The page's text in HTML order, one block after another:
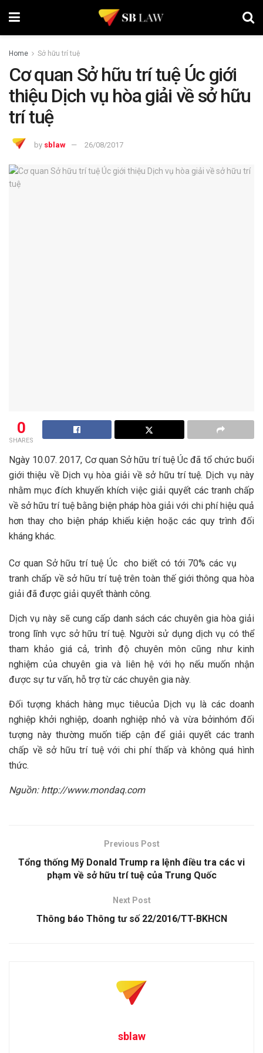
Home Sở hữu trí tuệ
Cơ quan Sở hữu trí tuệ Úc giới
thiệu Dịch vụ hòa giải về sở hữu
trí tuệ
by sblaw 26/08/2017
0
SHARES
Ngày 10.07. 2017, Cơ quan Sở hữu trí tuệ Úc đã tổ chức buổi
giới thiệu về Dịch vụ hòa giải về sở hữu trí tuệ. Dịch vụ này
nhằm mục đích khuyến khích việc giải quyết các tranh chấp
về sở hữu trí tuệ bằng biện pháp hòa giải với chi phí hiệu quả
hơn thay cho biện pháp khiếu kiện hoặc các quy trình đối
kháng khác.
Cơ quan Sở hữu trí tuệ Úc cho biết có tới 70% các vụ
tranh chấp về sở hữu trí tuệ trên toàn thế giới thông qua hòa
giải đã được giải quyết thành công.
Dịch vụ này sẽ cung cấp danh sách các chuyên gia hòa giải
trong lĩnh vực sở hữu trí tuệ. Người sử dụng dịch vụ có thể
tham khảo giá cả, trình độ chuyên môn cũng như kinh
nghiệm của chuyên gia và liên hệ với họ nếu muốn nhận
được sự tư vấn, hỗ trợ từ các chuyên gia này.
Đối tượng khách hàng mục tiêucủa Dịch vụ là các doanh
nghiệp khởi nghiệp, doanh nghiệp nhỏ và vừa bởinhóm đối
tượng này thường muốn tiếp cận để giải quyết các tranh
chấp về sở hữu trí tuệ với chi phí thấp và không quá hình
thức.
Nguồn: http://www.mondaq.com
Previous Post
Tổng thống Mỹ Donald Trump ra lệnh điều tra các vi
phạm về sở hữu trí tuệ của Trung Quốc
Next Post
Thông báo Thông tư số 22/2016/TT-BKHCN
sblaw